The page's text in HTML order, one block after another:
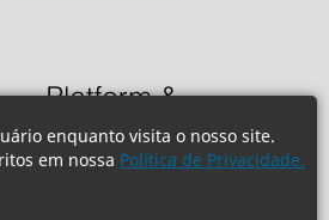
enquanto visita o nosso site.
em nossa Política de Privacidade.